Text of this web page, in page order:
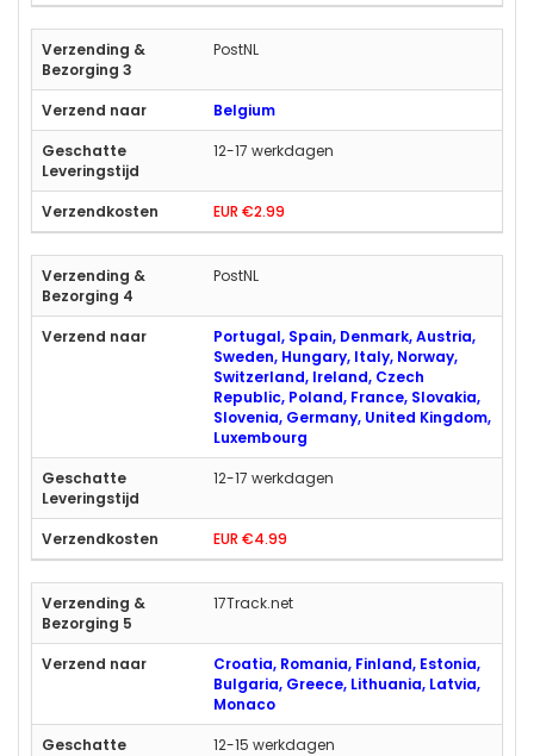
PostNL
Belgium
12-17 werkdagen
EUR €2.99
PostNL
Portugal, Spain, Denmark, Austria,
Sweden, Hungary, Italy, Norway,
Switzerland, Ireland, Czech
Republic, Poland, France, Slovakia,
Slovenia, Germany, United Kingdom,
Luxembourg
12-17 werkdagen
EUR €4.99
17Track.net
Croatia, Romania, Finland, Estonia,
Bulgaria, Greece, Lithuania, Latvia,
Monaco
12-15 werkdagen